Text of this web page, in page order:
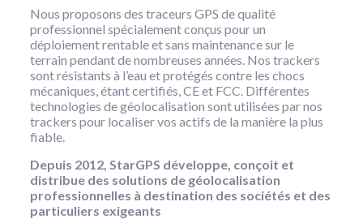
Nous proposons des traceurs GPS de qualité
professionnel spécialement conçus pour un
déploiement rentable et sans maintenance sur le
terrain pendant de nombreuses années. Nos trackers
sont résistants à l’eau et protégés contre les chocs
mécaniques, étant certifiés, CE et FCC. Différentes
technologies de géolocalisation sont utilisées par nos
trackers pour localiser vos actifs de la manière la plus
fiable.
Depuis 2012, StarGPS développe, conçoit et
distribue des solutions de géolocalisation
professionnelles à destination des sociétés et des
particuliers exigeants